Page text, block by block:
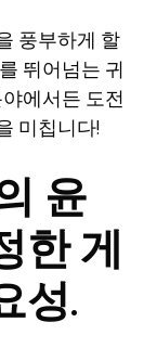
풍부하게 할
뛰어넘는 귀
에서든 도전
미칩니다!
윤
한 게
성.